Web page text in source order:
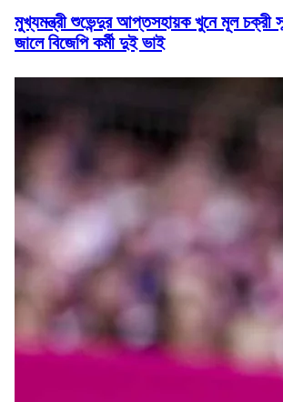
মুখ্যমন্ত্রী শুভেন্দুর আপ্তসহায়ক খুনে মূল চক্রী
জালে বিজেপি কর্মী দুই ভাই